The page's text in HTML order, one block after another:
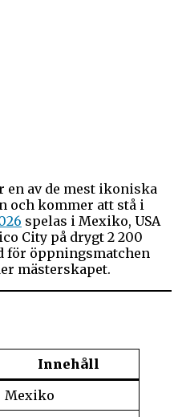
en av de mest ikoniska
och kommer att stå i
spelas i Mexiko, USA
City på drygt 2 200
för öppningsmatchen
mästerskapet.
Innehåll
Mexiko